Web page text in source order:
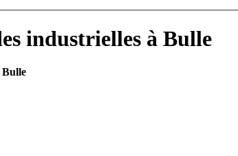
industrielles à Bulle
Bulle